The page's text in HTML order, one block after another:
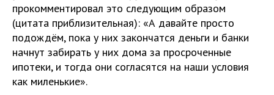
прокомментировал это следующим образом
(цитата приблизительная): «А давайте просто
подождём, пока у них закончатся деньги и банки
начнут забирать у них дома за просроченные
ипотеки, и тогда они согласятся на наши условия
как миленькие».